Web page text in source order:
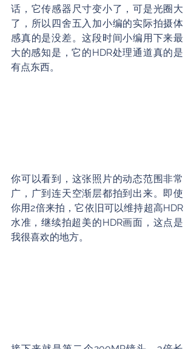
话，它传感器尺寸变小了，可是光圈大
了，所以四舍五入加小编的实际拍摄体
感真的是没差。这段时间小编用下来最
大的感知是，它的HDR处理通道真的是
有点东西。
你可以看到，这张照片的动态范围非常
广，广到连天空渐层都拍到出来。即使
你用2倍来拍，它依旧可以维持超高HDR
水准，继续拍超美的HDR画面，这点是
我很喜欢的地方。